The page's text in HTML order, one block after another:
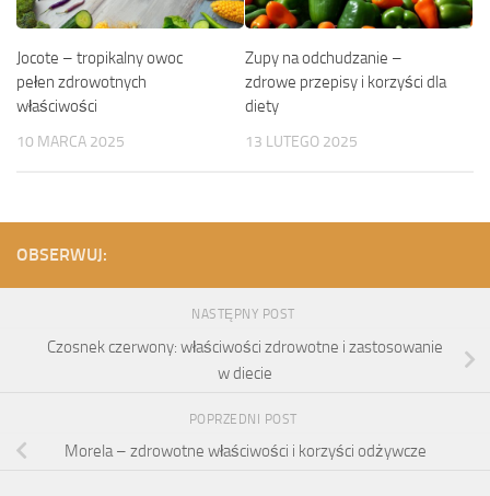
Jocote – tropikalny owoc
pełen zdrowotnych
właściwości
10 MARCA 2025
Zupy na odchudzanie –
zdrowe przepisy i korzyści dla
diety
13 LUTEGO 2025
OBSERWUJ:
NASTĘPNY POST
Czosnek czerwony: właściwości zdrowotne i zastosowanie
w diecie
POPRZEDNI POST
Morela – zdrowotne właściwości i korzyści odżywcze